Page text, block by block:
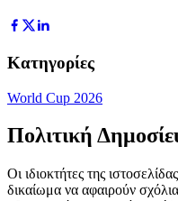
Κατηγορίες
World Cup 2026
Πολιτική
Οι ιδιοκτήτες της
δικαίωμα να αφαιρούν